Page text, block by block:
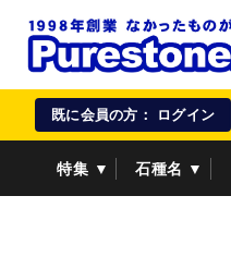
既に会員の方： ログイン
特集 ▼ 石種名 ▼